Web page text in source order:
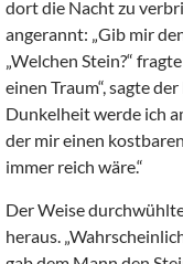
dort die Nacht zu
angerannt: „Gib mir
„Welchen Stein?“
einen Traum“, sagte
Dunkelheit werde ich
der mir einen
immer reich wäre.“
Der Weise
heraus.